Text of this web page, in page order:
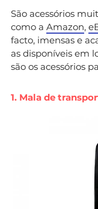
São acessórios
como a Amazon,
facto, imensas e
as disponíveis em
são os acessórios
1. Mala de